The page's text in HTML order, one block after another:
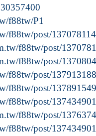
f88tw/P1
f88tw/post/
f88tw/post/
f88tw/post/
f88tw/post/
f88tw/post/
f88tw/post/
f88tw/post/
f88tw/post/